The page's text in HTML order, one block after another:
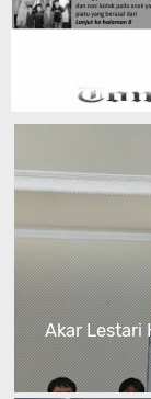
Akar Lestari